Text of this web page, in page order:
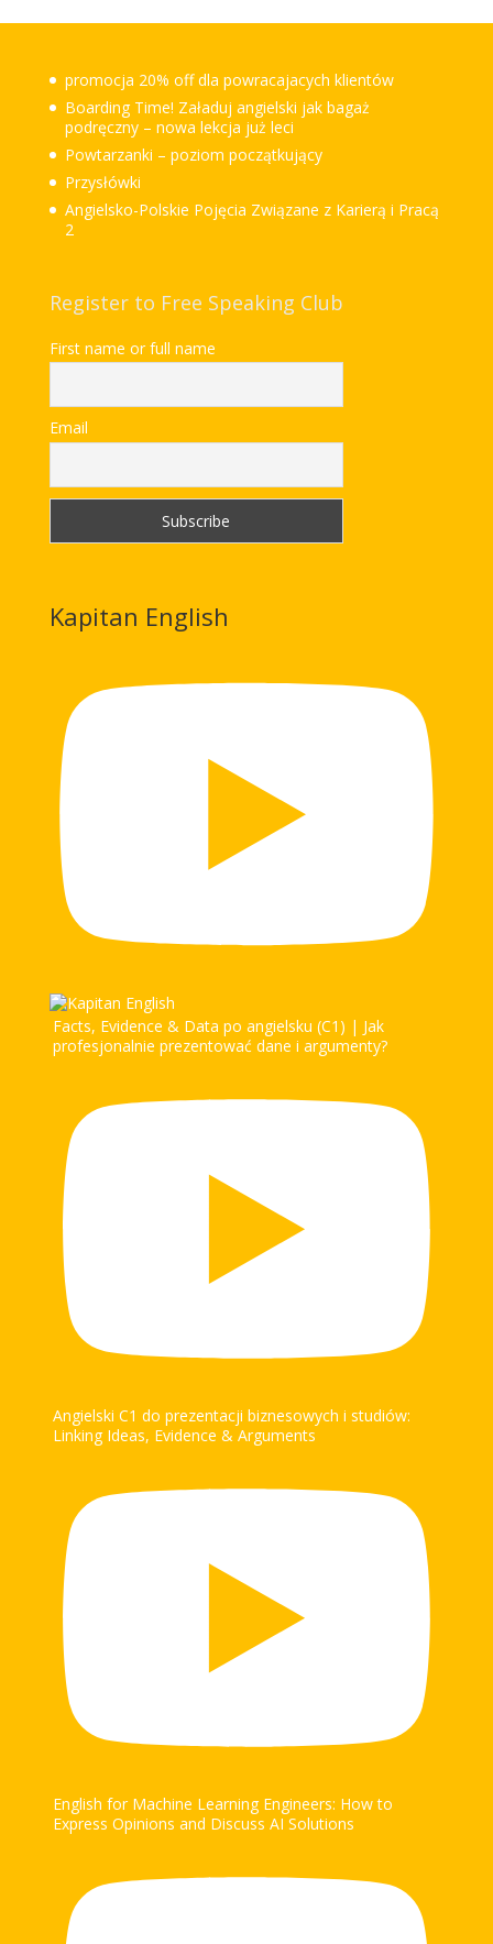
promocja 20% off dla powracajacych klientów
Boarding Time! Załaduj angielski jak bagaż
podręczny – nowa lekcja już leci
Powtarzanki – poziom początkujący
Przysłówki
Angielsko-Polskie Pojęcia Związane z Karierą i Pracą
2
Register to Free Speaking Club
First name or full name
Email
Kapitan English
Facts, Evidence & Data po angielsku (C1) | Jak
profesjonalnie prezentować dane i argumenty?
Angielski C1 do prezentacji biznesowych i studiów:
Linking Ideas, Evidence & Arguments
English for Machine Learning Engineers: How to
Express Opinions and Discuss AI Solutions